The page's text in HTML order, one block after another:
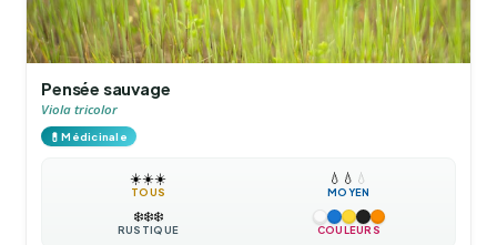
Pensée sauvage
Viola tricolor
💊Médicinale
☀️☀️☀️
TOUS
💧 💧 💧
MOYEN
❄️❄️❄️
RUSTIQUE COULEURS